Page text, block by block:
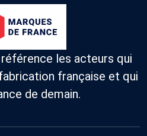
les acteurs qui
française et qui
de demain.